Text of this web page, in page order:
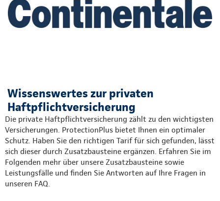
Wissenswertes zur privaten
Haftpflichtversicherung
Die private Haftpflichtversicherung zählt zu den wichtigsten
Versicherungen. ProtectionPlus bietet Ihnen ein optimaler
Schutz. Haben Sie den richtigen Tarif für sich gefunden, lässt
sich dieser durch Zusatzbausteine ergänzen. Erfahren Sie im
Folgenden mehr über unsere Zusatzbausteine sowie
Leistungsfälle und finden Sie Antworten auf Ihre Fragen in
unseren FAQ.